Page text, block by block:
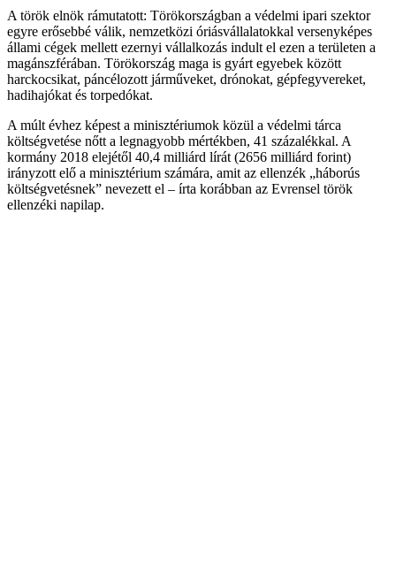
A török elnök rámutatott: Törökországban a védelmi ipari szektor
egyre erősebbé válik, nemzetközi óriásvállalatokkal versenyképes
állami cégek mellett ezernyi vállalkozás indult el ezen a területen a
magánszférában. Törökország maga is gyárt egyebek között
harckocsikat, páncélozott járműveket, drónokat, gépfegyvereket,
hadihajókat és torpedókat.
A múlt évhez képest a minisztériumok közül a védelmi tárca
költségvetése nőtt a legnagyobb mértékben, 41 százalékkal. A
kormány 2018 elejétől 40,4 milliárd lírát (2656 milliárd forint)
irányzott elő a minisztérium számára, amit az ellenzék „háborús
költségvetésnek” nevezett el – írta korábban az Evrensel török
ellenzéki napilap.